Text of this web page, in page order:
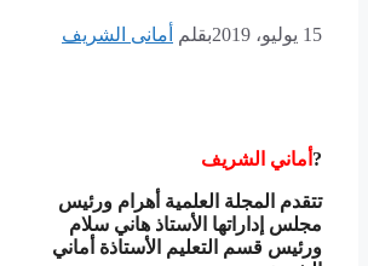
15 يوليو، 2019 بقلم أمانى الشريف
أماني الشريف
تتقدم المجلة العلمية أهرام ورئيس
مجلس إداراتها الأستاذ هاني سلام
ورئيس قسم التعليم الأستاذة أماني